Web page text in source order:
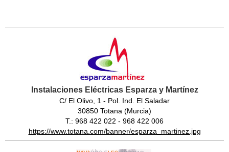
Instalaciones Eléctricas Esparza y Martínez
C/ El Olivo, 1 - Pol. Ind. El Saladar
30850 Totana (Murcia)
T.: 968 422 022 - 968 422 006
https://www.totana.com/banner/esparza_martinez.jpg